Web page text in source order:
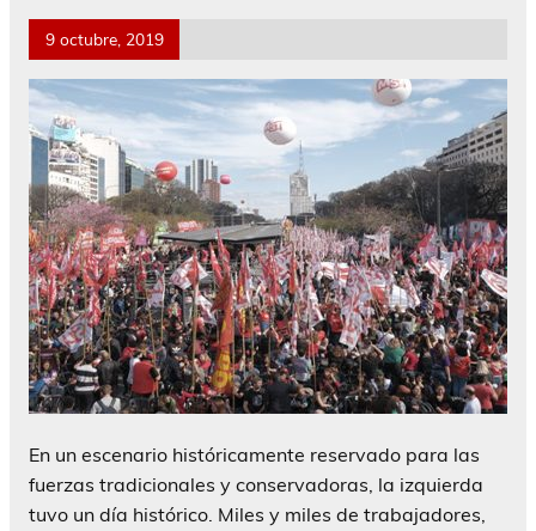
9 octubre, 2019
En un escenario históricamente reservado para las
fuerzas tradicionales y conservadoras, la izquierda
tuvo un día histórico. Miles y miles de trabajadores,